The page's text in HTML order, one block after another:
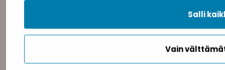
Vain
Salli
Tietosuojaseloste Evästeseloste